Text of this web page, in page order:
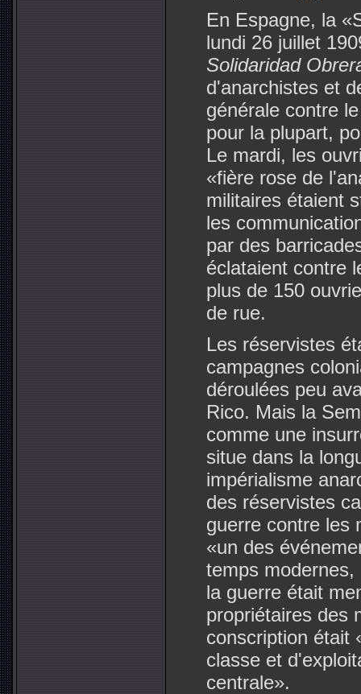
En Espagne, la
lundi 26 juillet
Solidaridad
d'anarchistes et
générale contre
pour la plupart,
Le mardi, les
«fière rose de
militaires étaient
les
par des
éclataient contre
plus de 150
de rue.
Les réservistes
campagnes
déroulées peu
Rico. Mais la
comme une
situe dans la
impérialisme
des réservistes
guerre contre les
«un des
temps
la guerre était
propriétaires des
conscription était
classe et
centrale».